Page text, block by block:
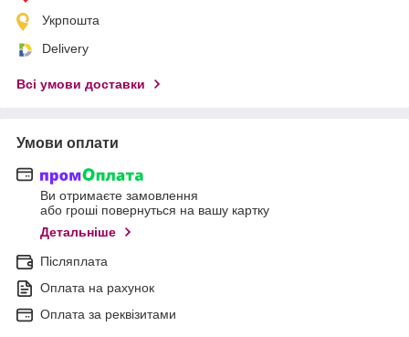
Укрпошта
Delivery
Всі умови доставки
Умови оплати
Ви отримаєте замовлення
або гроші повернуться на вашу картку
Детальніше
Післяплата
Оплата на рахунок
Оплата за реквізитами